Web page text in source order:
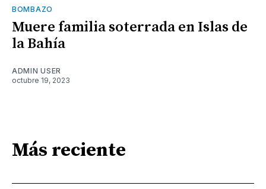
BOMBAZO
Muere familia soterrada en Islas de
la Bahía
ADMIN USER
octubre 19, 2023
Más reciente